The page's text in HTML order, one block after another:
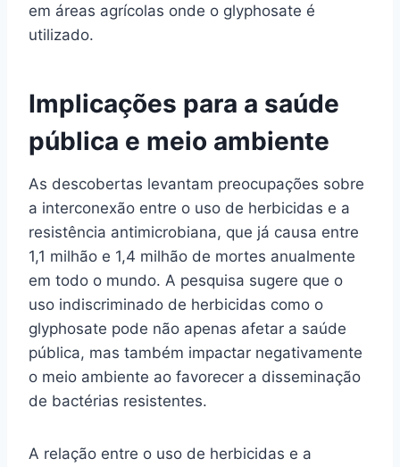
em áreas agrícolas onde o glyphosate é
utilizado.
Implicações para a saúde
pública e meio ambiente
As descobertas levantam preocupações sobre
a interconexão entre o uso de herbicidas e a
resistência antimicrobiana, que já causa entre
1,1 milhão e 1,4 milhão de mortes anualmente
em todo o mundo. A pesquisa sugere que o
uso indiscriminado de herbicidas como o
glyphosate pode não apenas afetar a saúde
pública, mas também impactar negativamente
o meio ambiente ao favorecer a disseminação
de bactérias resistentes.
A relação entre o uso de herbicidas e a